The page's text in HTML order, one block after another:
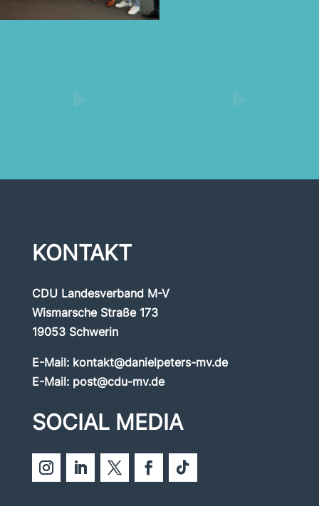
KONTAKT
CDU Landesverband M-V
Wismarsche Straße 173
19053 Schwerin
E-Mail: kontakt@danielpeters-mv.de
E-Mail: post@cdu-mv.de
SOCIAL MEDIA